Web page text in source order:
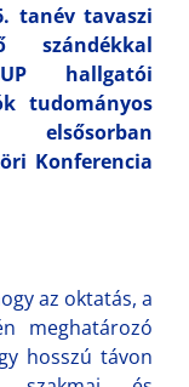
tanév tavaszi
szándékkal
hallgatói
tudományos
elsősorban
Konferencia
az oktatás, a
meghatározó
hosszú távon